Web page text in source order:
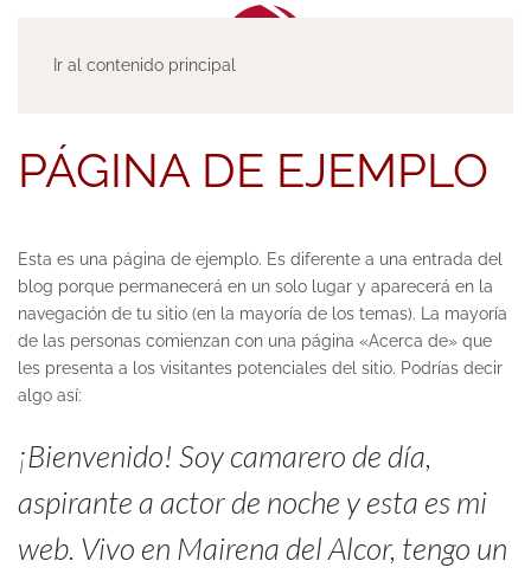
Ir al contenido principal
PÁGINA DE EJEMPLO
Esta es una página de ejemplo. Es diferente a una entrada del
blog porque permanecerá en un solo lugar y aparecerá en la
navegación de tu sitio (en la mayoría de los temas). La mayoría
de las personas comienzan con una página «Acerca de» que
les presenta a los visitantes potenciales del sitio. Podrías decir
algo así:
¡Bienvenido! Soy camarero de día,
aspirante a actor de noche y esta es mi
web. Vivo en Mairena del Alcor, tengo un